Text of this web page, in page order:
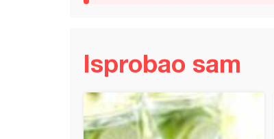
Isprobao sam
muzička salata - posna salata